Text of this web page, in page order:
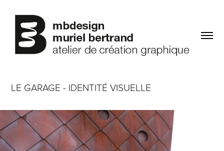
LE GARAGE - IDENTITÉ VISUELLE